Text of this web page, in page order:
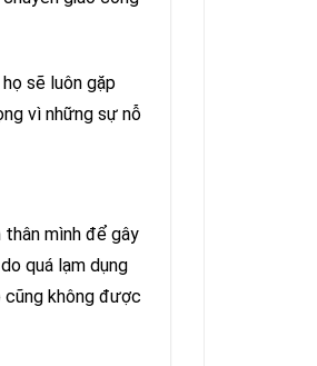
sẽ luôn gặp
vì những sự nỗ
mình để gây
quá lạm dụng
cũng không được